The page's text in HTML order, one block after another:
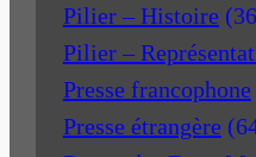
Pilier – Histoire
Pilier –
Presse francophone
Presse étrangère